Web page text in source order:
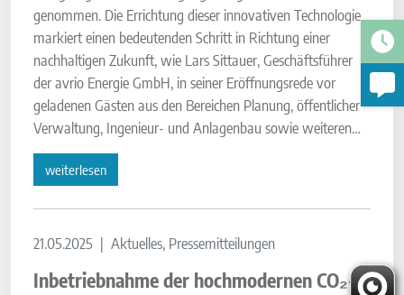
genommen. Die Errichtung dieser innovativen Technologie
markiert einen bedeutenden Schritt in Richtung einer
nachhaltigen Zukunft, wie Lars Sittauer, Geschäftsführer
der avrio Energie GmbH, in seiner Eröffnungsrede vor
geladenen Gästen aus den Bereichen Planung, öffentlicher
Verwaltung, Ingenieur- und Anlagenbau sowie weiteren…
weiterlesen
21.05.2025 Aktuelles, Pressemitteilungen
Inbetriebnahme der hochmodernen CO₂-